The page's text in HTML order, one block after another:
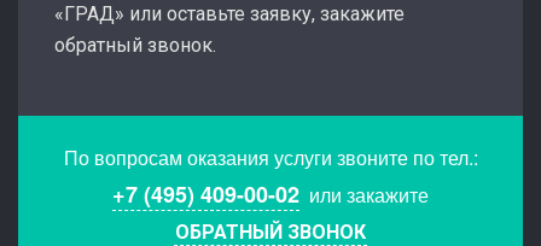
«ГРАД» или оставьте заявку, закажите
обратный звонок.
По вопросам оказания услуги звоните по тел.:
+7 (495) 409-00-02 или закажите
ОБРАТНЫЙ ЗВОНОК